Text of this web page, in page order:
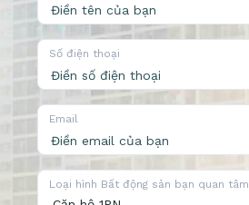
Số điện thoại
Email
Loại hình Bất động sản bạn quan tâm